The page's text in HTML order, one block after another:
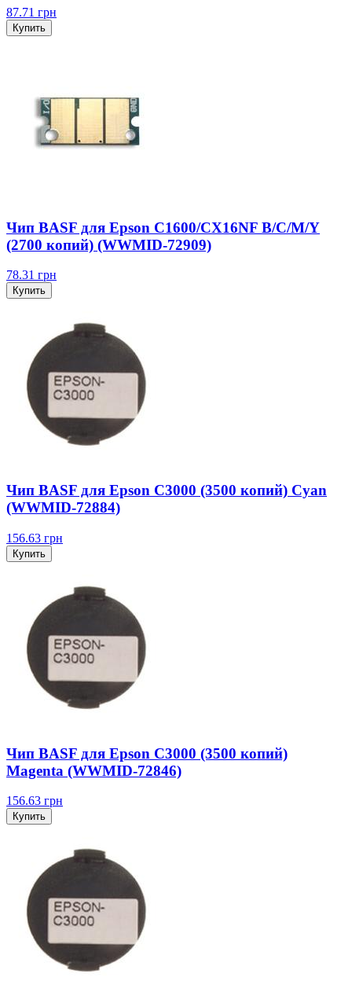
87.71 грн
Купить
Чип BASF для Epson C1600/CX16NF B/C/M/Y
(2700 копий) (WWMID-72909)
78.31 грн
Купить
Чип BASF для Epson C3000 (3500 копий) Cyan
(WWMID-72884)
156.63 грн
Купить
Чип BASF для Epson C3000 (3500 копий)
Magenta (WWMID-72846)
156.63 грн
Купить